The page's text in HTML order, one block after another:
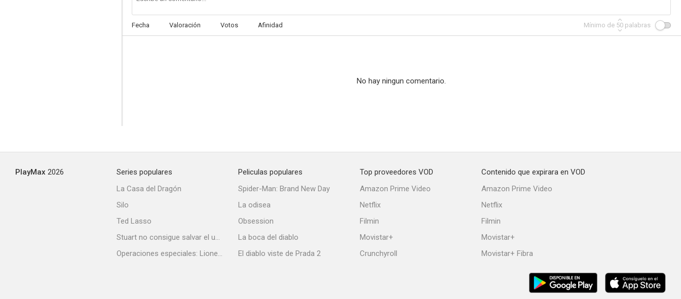
Fecha Valoración Votos Afinidad Mínimo de 50 palabras
No hay ningun comentario.
PlayMax 2026
Series populares
La Casa del Dragón
Silo
Ted Lasso
Stuart no consigue salvar el universo
Operaciones especiales: Lioness
Peliculas populares
Spider-Man: Brand New Day
La odisea
Obsession
La boca del diablo
El diablo viste de Prada 2
Top proveedores VOD
Amazon Prime Video
Netflix
Filmin
Movistar+
Crunchyroll
Contenido que expirara en VOD
Amazon Prime Video
Netflix
Filmin
Movistar+
Movistar+ Fibra